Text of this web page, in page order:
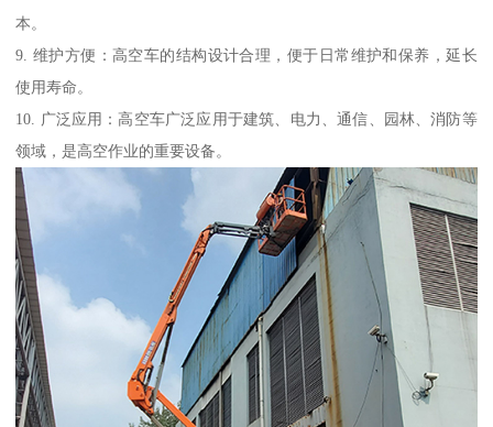
本。
9. 维护方便：高空车的结构设计合理，便于日常维护和保养，延长
使用寿命。
10. 广泛应用：高空车广泛应用于建筑、电力、通信、园林、消防等
领域，是高空作业的重要设备。